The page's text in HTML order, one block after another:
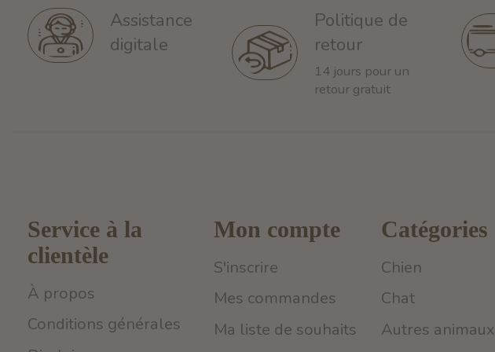
Assistance
digitale
Politique de
retour
14 jours pour un
retour gratuit
Service à la
clientèle
À propos
Conditions générales
Mon compte
S'inscrire
Mes commandes
Ma liste de souhaits
Catégories
Chien
Chat
Autres animaux